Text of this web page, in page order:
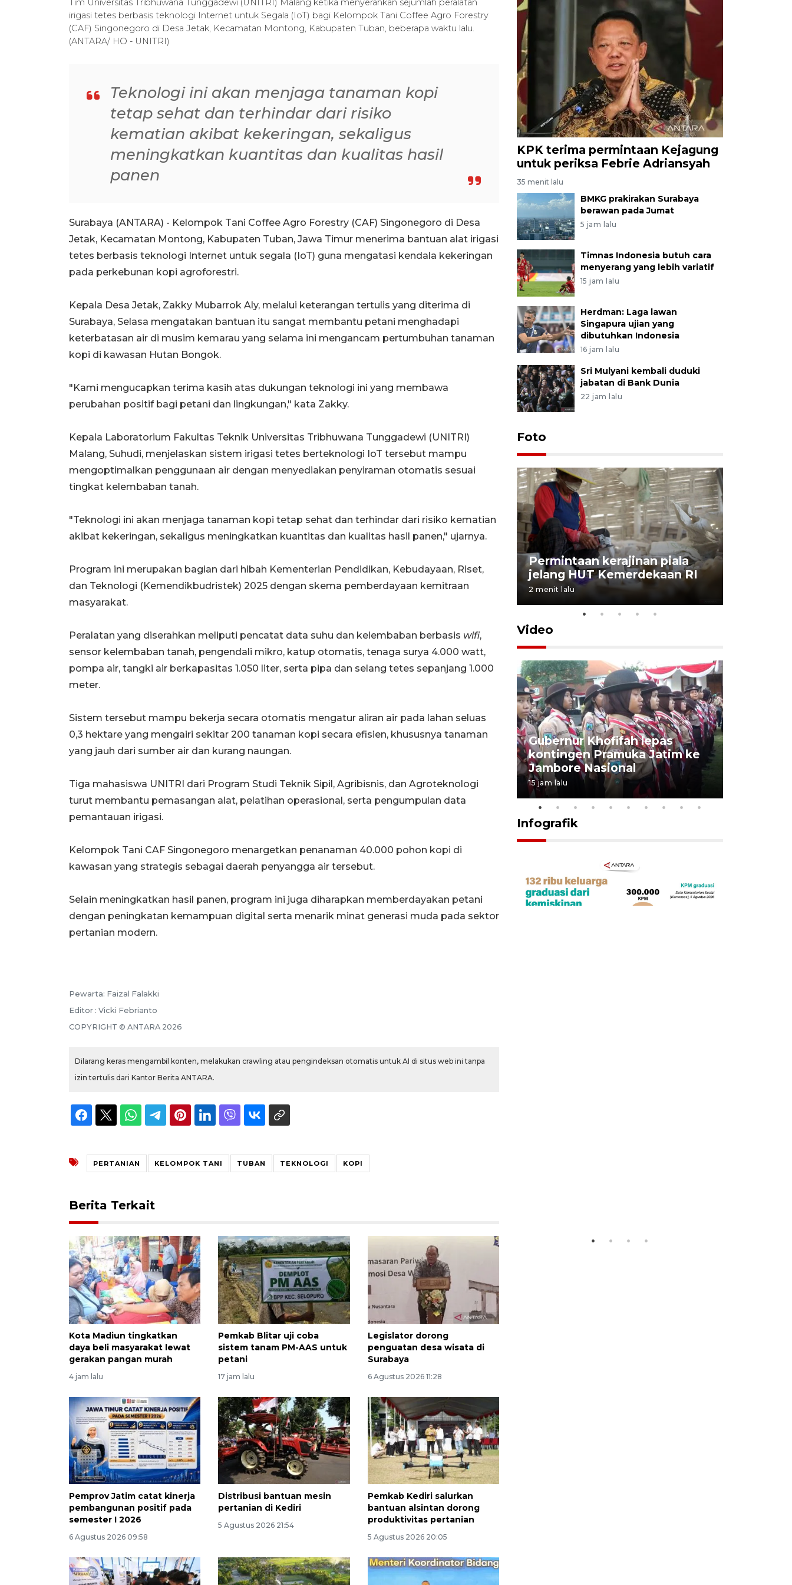
Tim Universitas Tribhuwana Tunggadewi (UNITRI) Malang ketika menyerahkan sejumlah peralatan
irigasi tetes berbasis teknologi Internet untuk Segala (IoT) bagi Kelompok Tani Coffee Agro Forestry
(CAF) Singonegoro di Desa Jetak, Kecamatan Montong, Kabupaten Tuban, beberapa waktu lalu.
(ANTARA/ HO - UNITRI)
Teknologi ini akan menjaga tanaman kopi
tetap sehat dan terhindar dari risiko
kematian akibat kekeringan, sekaligus
meningkatkan kuantitas dan kualitas hasil
panen
Surabaya (ANTARA) - Kelompok Tani Coffee Agro Forestry (CAF) Singonegoro di Desa
Jetak, Kecamatan Montong, Kabupaten Tuban, Jawa Timur menerima bantuan alat irigasi
tetes berbasis teknologi Internet untuk segala (IoT) guna mengatasi kendala kekeringan
pada perkebunan kopi agroforestri.
Kepala Desa Jetak, Zakky Mubarrok Aly, melalui keterangan tertulis yang diterima di
Surabaya, Selasa mengatakan bantuan itu sangat membantu petani menghadapi
keterbatasan air di musim kemarau yang selama ini mengancam pertumbuhan tanaman
kopi di kawasan Hutan Bongok.
"Kami mengucapkan terima kasih atas dukungan teknologi ini yang membawa
perubahan positif bagi petani dan lingkungan," kata Zakky.
Kepala Laboratorium Fakultas Teknik Universitas Tribhuwana Tunggadewi (UNITRI)
Malang, Suhudi, menjelaskan sistem irigasi tetes berteknologi IoT tersebut mampu
mengoptimalkan penggunaan air dengan menyediakan penyiraman otomatis sesuai
tingkat kelembaban tanah.
"Teknologi ini akan menjaga tanaman kopi tetap sehat dan terhindar dari risiko kematian
akibat kekeringan, sekaligus meningkatkan kuantitas dan kualitas hasil panen," ujarnya.
Program ini merupakan bagian dari hibah Kementerian Pendidikan, Kebudayaan, Riset,
dan Teknologi (Kemendikbudristek) 2025 dengan skema pemberdayaan kemitraan
masyarakat.
Peralatan yang diserahkan meliputi pencatat data suhu dan kelembaban berbasis wifi,
sensor kelembaban tanah, pengendali mikro, katup otomatis, tenaga surya 4.000 watt,
pompa air, tangki air berkapasitas 1.050 liter, serta pipa dan selang tetes sepanjang 1.000
meter.
Sistem tersebut mampu bekerja secara otomatis mengatur aliran air pada lahan seluas
0,3 hektare yang mengairi sekitar 200 tanaman kopi secara efisien, khususnya tanaman
yang jauh dari sumber air dan kurang naungan.
Tiga mahasiswa UNITRI dari Program Studi Teknik Sipil, Agribisnis, dan Agroteknologi
turut membantu pemasangan alat, pelatihan operasional, serta pengumpulan data
pemantauan irigasi.
Kelompok Tani CAF Singonegoro menargetkan penanaman 40.000 pohon kopi di
kawasan yang strategis sebagai daerah penyangga air tersebut.
Selain meningkatkan hasil panen, program ini juga diharapkan memberdayakan petani
dengan peningkatan kemampuan digital serta menarik minat generasi muda pada sektor
pertanian modern.
Pewarta: Faizal Falakki
Editor : Vicki Febrianto
COPYRIGHT © ANTARA 2026
Dilarang keras mengambil konten, melakukan crawling atau pengindeksan otomatis untuk AI di situs web ini tanpa
izin tertulis dari Kantor Berita ANTARA.
PERTANIAN KELOMPOK TANI TUBAN TEKNOLOGI KOPI
Berita Terkait
Kota Madiun tingkatkan
daya beli masyarakat lewat
gerakan pangan murah
4 jam lalu
Pemkab Blitar uji coba
sistem tanam PM-AAS untuk
petani
17 jam lalu
Legislator dorong
penguatan desa wisata di
Surabaya
6 Agustus 2026 11:28
Pemprov Jatim catat kinerja
pembangunan positif pada
semester I 2026
6 Agustus 2026 09:58
Distribusi bantuan mesin
pertanian di Kediri
5 Agustus 2026 21:54
Pemkab Kediri salurkan
bantuan alsintan dorong
produktivitas pertanian
5 Agustus 2026 20:05
KPK terima permintaan Kejagung
untuk periksa Febrie Adriansyah
35 menit lalu
BMKG prakirakan Surabaya
berawan pada Jumat
5 jam lalu
Timnas Indonesia butuh cara
menyerang yang lebih variatif
15 jam lalu
Herdman: Laga lawan
Singapura ujian yang
dibutuhkan Indonesia
16 jam lalu
Sri Mulyani kembali duduki
jabatan di Bank Dunia
22 jam lalu
Foto
Bakti Negeri Anak Bangsa
1 jam lalu
Permintaan kerajinan piala
jelang HUT Kemerdekaan RI
2 menit lalu
Video
BNPB optimalkan penguatan
5 Agustus 2026 19:09
Gubernur Khofifah lepas
kontingen Pramuka Jatim ke
Jambore Nasional
15 jam lalu
Infografik